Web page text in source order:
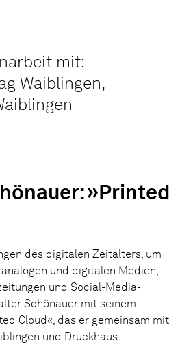
mit:
Waiblingen,
»Printed
des digitalen Zeitalters, um
und digitalen Medien,
und Social-Media-
Schönauer mit seinem
Cloud«, das er gemeinsam mit
und Druckhaus